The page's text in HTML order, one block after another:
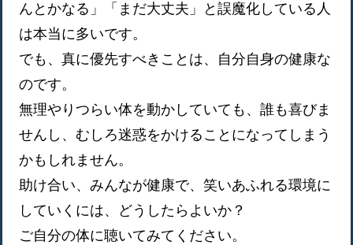
んとかなる」「まだ大丈夫」と誤魔化している人
は本当に多いです。
でも、真に優先すべきことは、自分自身の健康な
のです。
無理やりつらい体を動かしていても、誰も喜びま
せんし、むしろ迷惑をかけることになってしまう
かもしれません。
助け合い、みんなが健康で、笑いあふれる環境に
していくには、どうしたらよいか？
ご自分の体に聴いてみてください。